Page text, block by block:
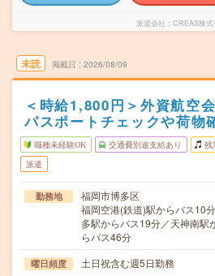
派遣会社 CREAS株式
未読 掲載日 2026/08/09
＜時給1,800円＞外資航空
パスポートチェックや荷物
職種未経験OK 交通費別途支給あり 残
派遣
勤務地
福岡市博多区
福岡空港(鉄道)駅からバス10
多駅からバス19分／天神南駅
らバス46分
曜日頻度 土日祝含む週5日勤務